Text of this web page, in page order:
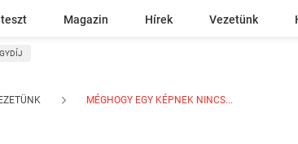
Magazin Hírek Vezetünk
MÉGHOGY EGY KÉPNEK NINCS...